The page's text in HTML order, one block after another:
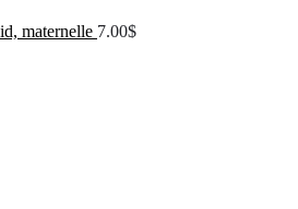
maternelle 7.00$